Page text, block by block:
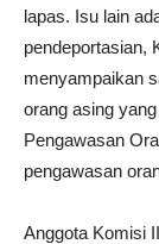
lapas. Isu lain
pendeportasian,
menyampaikan
orang asing
Pengawasan
pengawasan
Anggota Komisi